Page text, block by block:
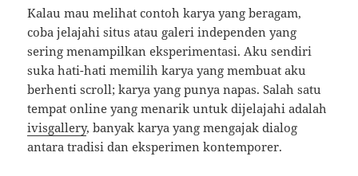
Kalau mau melihat contoh karya yang beragam,
coba jelajahi situs atau galeri independen yang
sering menampilkan eksperimentasi. Aku sendiri
suka hati-hati memilih karya yang membuat aku
berhenti scroll; karya yang punya napas. Salah satu
tempat online yang menarik untuk dijelajahi adalah
ivisgallery, banyak karya yang mengajak dialog
antara tradisi dan eksperimen kontemporer.